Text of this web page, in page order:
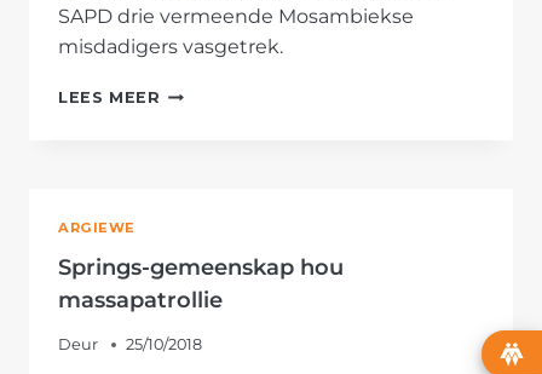
SAPD drie vermeende Mosambiekse
misdadigers vasgetrek.
LEES MEER AFRIFORUM
ARGIEWE
Springs-gemeenskap hou
massapatrollie
Deur 25/10/2018